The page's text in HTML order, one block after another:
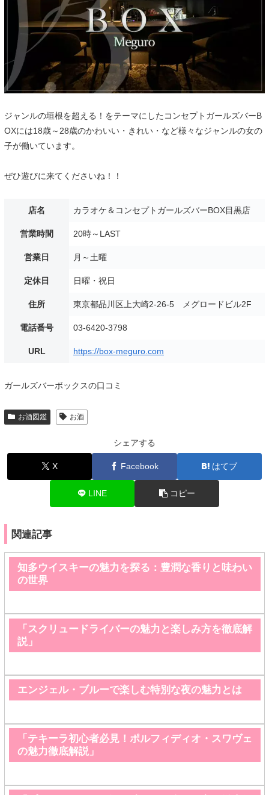
ジャンルの垣根を超える！をテーマにしたコンセプトガールズバーB
OXには18歳～28歳のかわいい・きれい・など様々なジャンルの女の
子が働いています。
ぜひ遊びに来てくださいね！！
店名 カラオケ＆コンセプトガールズバーBOX目黒店
営業時間 20時～LAST
営業日 月～土曜
定休日 日曜・祝日
住所 東京都品川区上大崎2-26-5 メグロードビル2F
電話番号 03-6420-3798
URL https://box-meguro.com
ガールズバーボックスの口コミ
お酒図鑑 お酒
シェアする
X Facebook はてブ
LINE コピー
関連記事
知多ウイスキーの魅力を探る：豊潤な香りと味わい
の世界
「スクリュードライバーの魅力と楽しみ方を徹底解
説」
エンジェル・ブルーで楽しむ特別な夜の魅力とは
「テキーラ初心者必見！ポルフィディオ・スワヴェ
の魅力徹底解説」